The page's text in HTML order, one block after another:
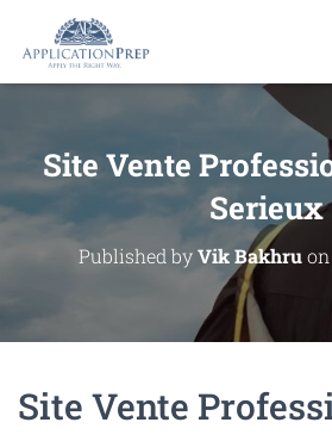
Site Vente
Serieux
Published byVik Bakhruon
Site Vente